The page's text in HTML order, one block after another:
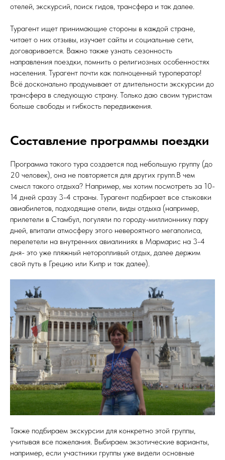
отелей, экскурсий, поиск гидов, трансфера и так далее.
Турагент ищет принимающие стороны в каждой стране,
читает о них отзывы, изучает сайты и социальные сети,
договаривается. Важно также узнать сезонность
направления поездки, помнить о религиозных особенностях
населения. Турагент почти как полноценный туроператор!
Всё досконально продумывает от длительности экскурсии до
трансфера в следующую страну. Только даю своим туристам
больше свободы и гибкость передвижения.
Составление программы поездки
Программа такого тура создается под небольшую группу (до
20 человек), она не повторяется для других групп.В чем
смысл такого отдыха? Например, мы хотим посмотреть за 10-
14 дней сразу 3-4 страны. Турагент подбирает все стыковки
авиабилетов, подходящие отели, виды отдыха (например,
прилетели в Стамбул, погуляли по городу-миллионнику пару
дней, впитали атмосферу этого невероятного мегаполиса,
перелетели на внутренних авиалиниях в Мармарис на 3-4
дня- это уже пляжный неторопливый отдых, далее держим
свой путь в Грецию или Кипр и так далее).
Также подбираем экскурсии для конкретно этой группы,
учитывая все пожелания. Выбираем экзотические варианты,
например, если участники группы уже видели основные